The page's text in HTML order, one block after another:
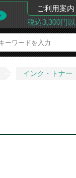
ご利用案内
税込3,300円
インク・トナー